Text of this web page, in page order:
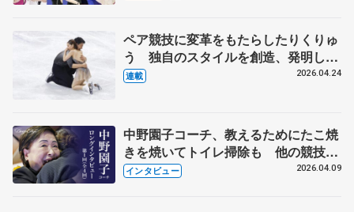
ペア競技に変革をもたらしたりくりゅ
う 独自のスタイルを創造、発明した
【引退発表後②】
連載 2026.04.24
中野園子コーチ、教えるためにたこ焼
きを焼いてトイレ掃除も 他の競技に
も通用するという坂本花織の筋肉
インタビュー 2026.04.09